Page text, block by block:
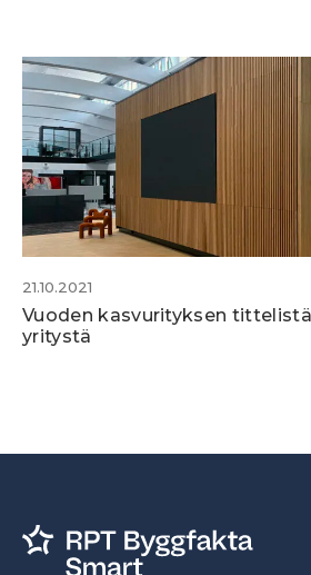
21.10.2021
Vuoden kasvurityksen
yritystä